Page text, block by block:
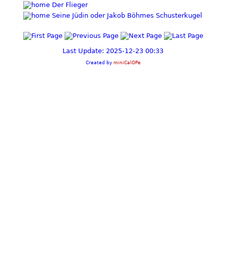
Der Flieger
Seine Jüdin oder Jakob Böhmes Schusterkugel
Last Update: 2025-12-23 00:33
Created by miniCalOPe